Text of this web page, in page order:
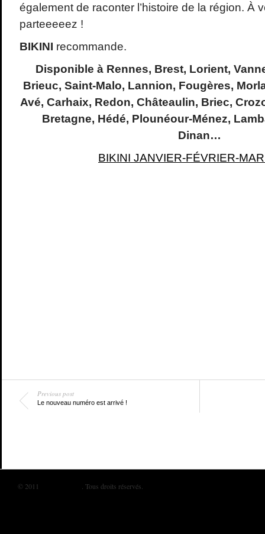
également de raconter l’histoire de la région. À
parteeeeez !
BIKINI recommande.
Disponible à Rennes, Brest, Lorient,
Brieuc, Saint-Malo, Lannion, Fougères,
Avé, Carhaix, Redon, Châteaulin, Briec,
Bretagne, Hédé, Plounéour-Ménez,
Dinan…
BIKINI JANVIER-FÉVRIER-
Previous post
Le nouveau numéro est arrivé !
© 2011 . Tous droits réservés.